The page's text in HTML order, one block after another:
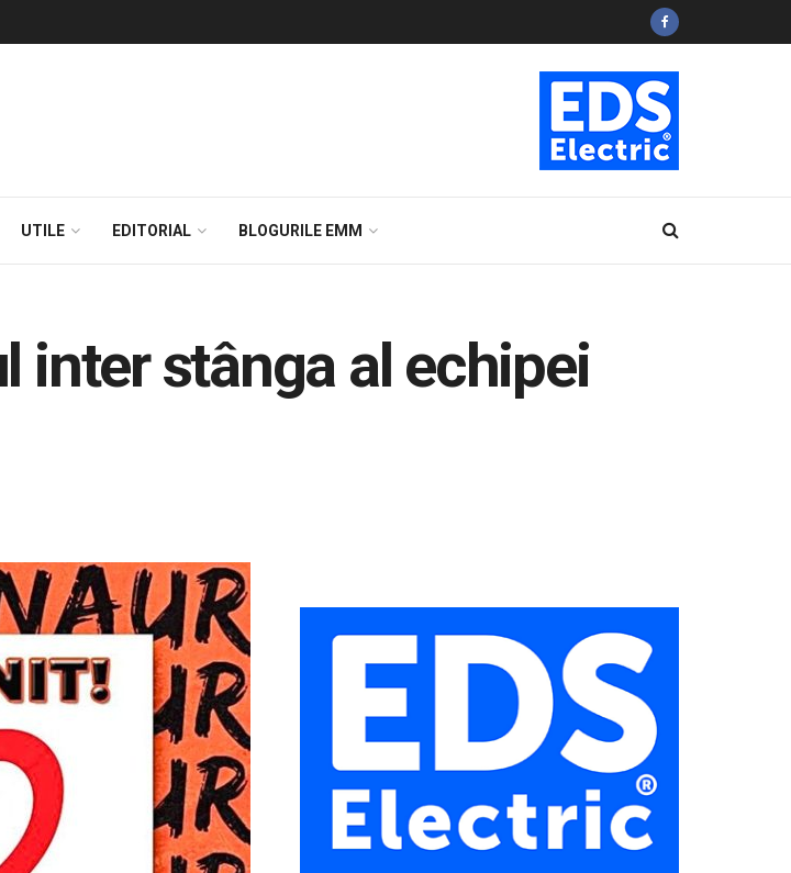
UTILE EDITORIAL BLOGURILE EMM
inter stânga al echipei